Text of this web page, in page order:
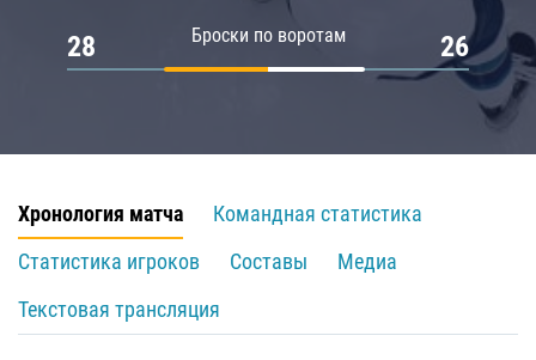
Броски по воротам
28 26
Хронология матча
Командная статистика
Статистика игроков
Составы
Медиа
Текстовая трансляция